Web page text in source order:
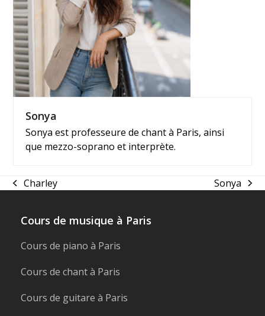
Sonya
Sonya est professeure de chant à Paris, ainsi
que mezzo-soprano et interprète.
previous
Charley
next
Sonya
Cours de musique à Paris
Cours de piano à Paris
Cours de chant à Paris
Cours de guitare à Paris